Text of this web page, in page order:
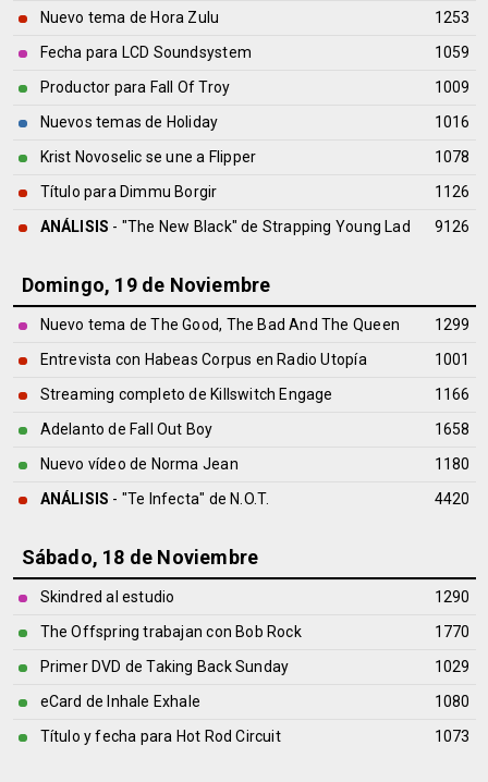
Nuevo tema de Hora Zulu
1253
Fecha para LCD Soundsystem
1059
Productor para Fall Of Troy
1009
Nuevos temas de Holiday
1016
Krist Novoselic se une a Flipper
1078
Título para Dimmu Borgir
1126
ANÁLISIS - "The New Black" de Strapping Young Lad 9126
Domingo, 19 de Noviembre
Nuevo tema de The Good, The Bad And The Queen
1299
Entrevista con Habeas Corpus en Radio Utopía
1001
Streaming completo de Killswitch Engage
1166
Adelanto de Fall Out Boy
1658
Nuevo vídeo de Norma Jean
1180
ANÁLISIS - "Te Infecta" de N.O.T. 4420
Sábado, 18 de Noviembre
Skindred al estudio
1290
The Offspring trabajan con Bob Rock
1770
Primer DVD de Taking Back Sunday
1029
eCard de Inhale Exhale
1080
Título y fecha para Hot Rod Circuit
1073